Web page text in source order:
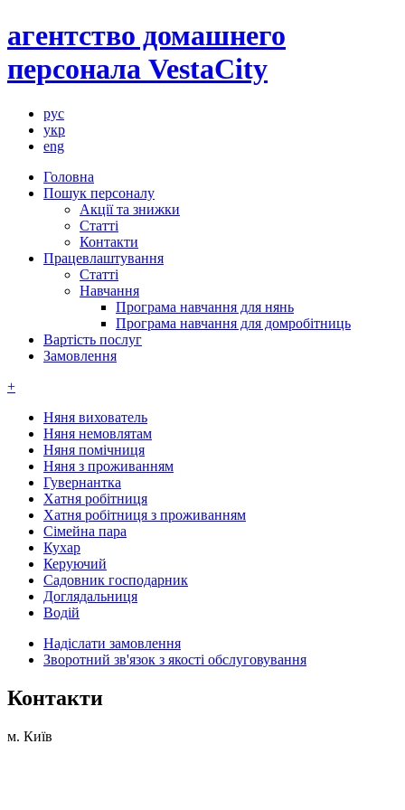
агентство домашнего
персонала VestaCity
рус
укр
eng
Головна
Пошук персоналу
Акції та знижки
Статті
Контакти
Працевлаштування
Статті
Навчання
Програма навчання для нянь
Програма навчання для домробітниць
Вартість послуг
Замовлення
+
Няня вихователь
Няня немовлятам
Няня помічниця
Няня з проживанням
Гувернантка
Хатня робітниця
Хатня робітниця з проживанням
Сімейна пара
Кухар
Керуючий
Садовник господарник
Доглядальниця
Водій
Надіслати замовлення
Зворотний зв'язок з якості обслуговування
Контакти
м. Київ